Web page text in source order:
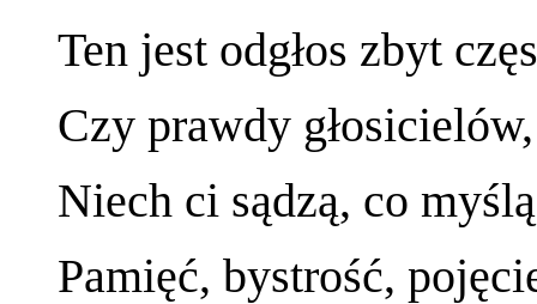
Ten jest odgłos zbyt
Czy prawdy
Niech ci sądzą, co
Pamięć, bystrość,